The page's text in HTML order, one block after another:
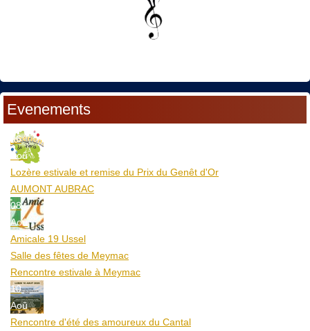
Evenements
06
Aoû
Lozère estivale et remise du Prix du Genêt d'Or
AUMONT AUBRAC
08
Aoû
Amicale 19 Ussel
Salle des fêtes de Meymac
Rencontre estivale à Meymac
10
Aoû
Rencontre d'été des amoureux du Cantal